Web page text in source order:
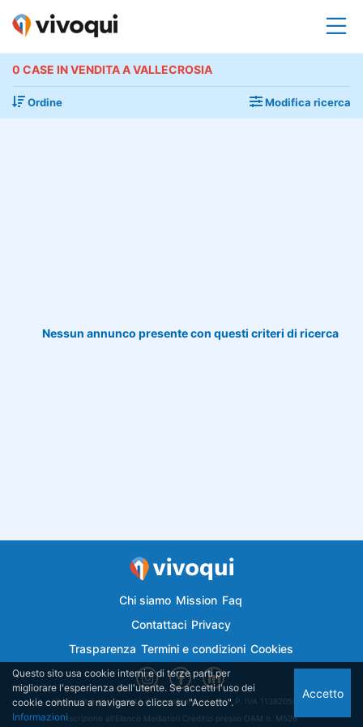
0 CASE IN VENDITA A VALLECROSIA
Ordine Modifica ricerca
Nessun annunco presente con questi criteri di ricerca
Chi siamo Mission Faq
Contattaci Privacy
Trasparenza Termini e condizioni Cookies
Vivoqui.it è di proprietà di Semplicemutuo Srl - P. IVA 11382050018
Iscrizione all'Elenco Mediatori Creditizi presso OAM n. M526
Questo sito usa cookie interni e di terze parti per
migliorare l'esperienza dell'utente. Se accetti l'uso dei
cookie continua a navigare o clicca su "Accetto".
Informazioni
Accetto